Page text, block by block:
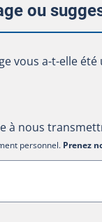
ou
vous a-t-elle
vous a-t-elle
à nous
personnel. Prenez